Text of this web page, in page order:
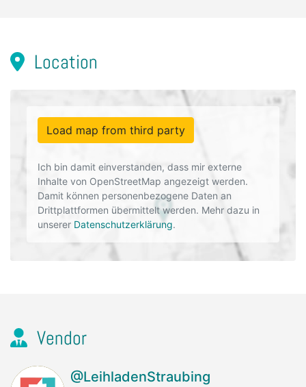
Location
Load map from third party
Ich bin damit einverstanden, dass mir externe
Inhalte von OpenStreetMap angezeigt werden.
Damit können personenbezogene Daten an
Drittplattformen übermittelt werden. Mehr dazu in
unserer Datenschutzerklärung.
Vendor
@LeihladenStraubing